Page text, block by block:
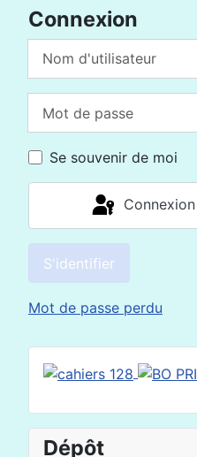
Connexion
Se souvenir de moi
S'identifier
Mot de passe perdu
Dépôt